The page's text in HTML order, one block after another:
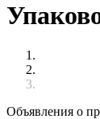
Объявления о